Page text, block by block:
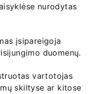
nurodytas
įsipareigoja
duomenų.
vartotojas
skiltyse ar kitose